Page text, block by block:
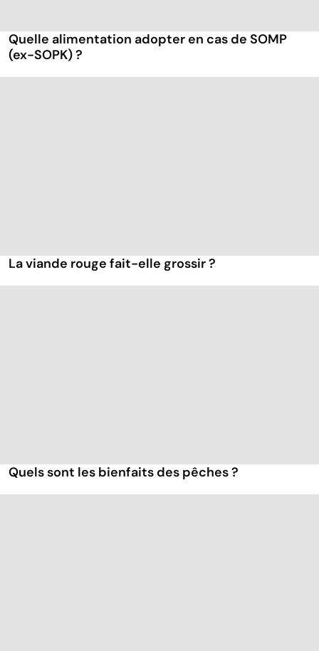
Quelle alimentation adopter en cas de SOMP
(ex-SOPK) ?
La viande rouge fait-elle grossir ?
Quels sont les bienfaits des pêches ?